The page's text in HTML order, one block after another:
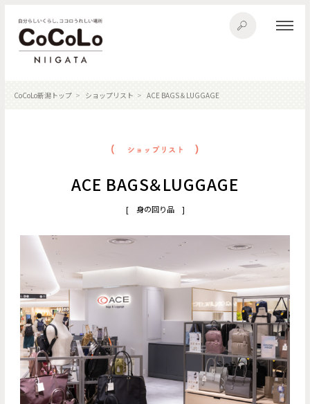
CoCoLo新潟トップ ショップリスト ACE BAGS＆LUGGAGE
ACE BAGS＆LUGGAGE
[ 身の回り品 ]